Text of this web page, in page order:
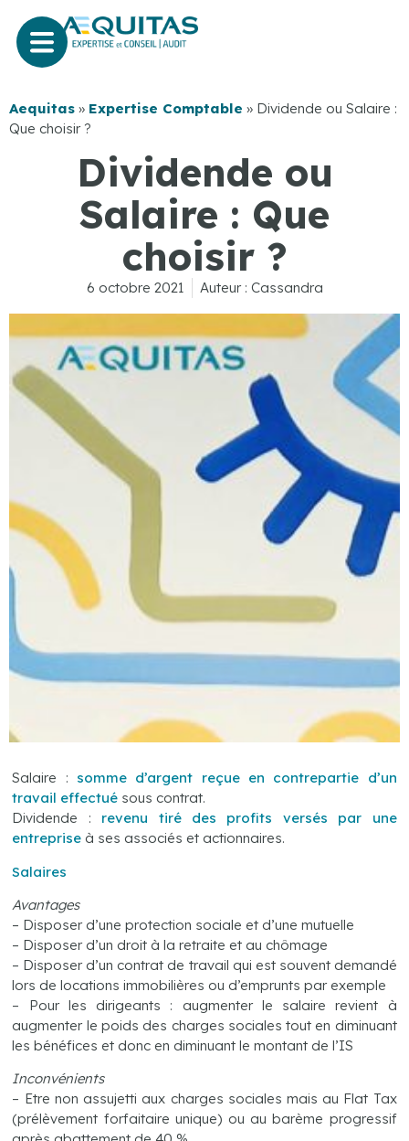
Aequitas » Expertise Comptable » Dividende ou Salaire :
Que choisir ?
Dividende ou
Salaire : Que
choisir ?
6 octobre 2021 Auteur : Cassandra
Salaire : somme d’argent reçue en contrepartie d’un
travail effectué sous contrat.
Dividende : revenu tiré des profits versés par une
entreprise à ses associés et actionnaires.
Salaires
Avantages
– Disposer d’une protection sociale et d’une mutuelle
– Disposer d’un droit à la retraite et au chômage
– Disposer d’un contrat de travail qui est souvent demandé
lors de locations immobilières ou d’emprunts par exemple
– Pour les dirigeants : augmenter le salaire revient à
augmenter le poids des charges sociales tout en diminuant
les bénéfices et donc en diminuant le montant de l’IS
Inconvénients
– Etre non assujetti aux charges sociales mais au Flat Tax
(prélèvement forfaitaire unique) ou au barème progressif